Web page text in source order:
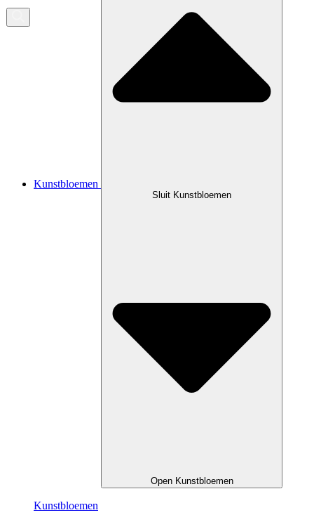
Kunstbloemen
Sluit Kunstbloemen
Open Kunstbloemen
Kunstbloemen